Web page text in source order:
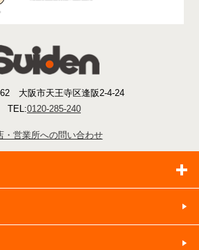
大阪市天王寺区逢阪2-4-24
TEL:0120-285-240
・営業所への問い合わせ